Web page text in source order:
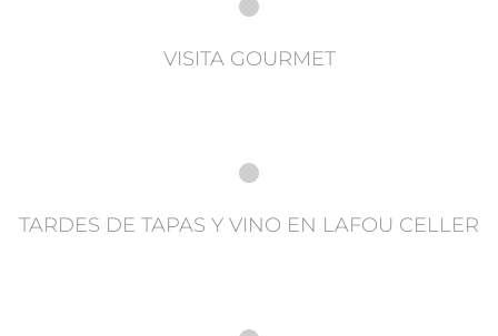
VISITA GOURMET
TARDES DE TAPAS Y VINO EN LAFOU CELLER